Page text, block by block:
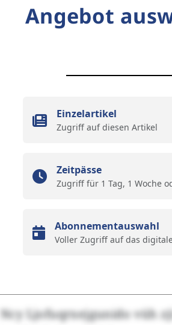
Angebot
Einzelartikel
Zugriff auf diesen Artikel
Zeitpässe
Zugriff für 1 Tag, 1 Woche
Abonnementauswahl
Voller Zugriff auf das
Ncy Ljofuqrxejgunido vüh